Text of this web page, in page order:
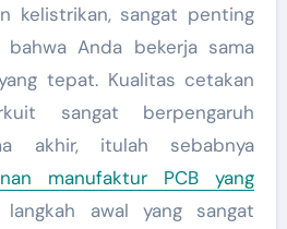
kelistrikan, sangat penting
Anda bekerja sama
tepat. Kualitas cetakan
sangat berpengaruh
akhir, itulah sebabnya
manufaktur PCB yang
awal yang sangat